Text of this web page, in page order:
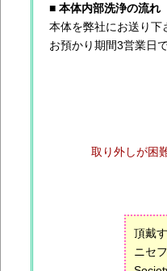
■ 本体内部洗浄の流れ
本体を弊社にお送り下
お預かり期間3営業日
取り外しが困
頂戴
ニセ